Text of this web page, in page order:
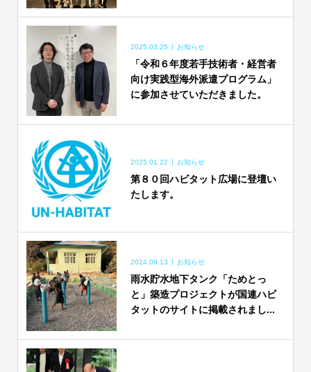
2025.03.25 お知らせ
「令和６年度若手技術者・経営者
向け実践型海外派遣プログラム」
に参加させていただきました。
2025.01.22 お知らせ
第８０回ハビタット広場に登壇い
たします。
2024.09.13 お知らせ
雨水貯水地下タンク「ためとっ
と」築造プロジェクトが国連ハビ
タットのサイトに掲載されまし...